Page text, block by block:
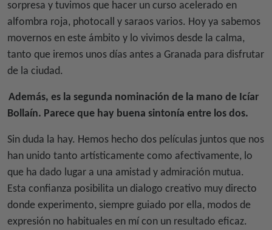
sorpresa y tuvimos que hacer un curso acelerado en
alfombra roja, photocall y saraos varios. Hoy ya sabemos
movernos en este ámbito y lo vivimos desde la calma,
tanto que iremos unos días antes a Granada para disfrutar
de la ciudad.
Además, es la segunda nominación de la mano de Icíar
Bollaín. Parece que hay buena sintonía entre los dos.
Sin duda la hay. Hemos hecho dos películas juntos que nos
han unido tanto artísticamente como afectivamente, lo
que ha dado lugar a una amistad y admiración mutua.
Esta confianza posibilita un dialogo creativo muy directo
donde experimento, siempre guiado por ella, modos de
expresión no habituales en mí con un resultado eficaz.